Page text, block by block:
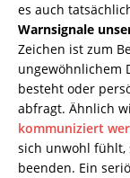
es auch
Warnsignale
Zeichen ist zum
ungewöhnlichem
besteht oder
abfragt. Ähnlich
kommuniziert
sich unwohl fühlt,
beenden. Ein